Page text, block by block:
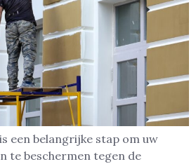
een belangrijke stap om uw
te beschermen tegen de